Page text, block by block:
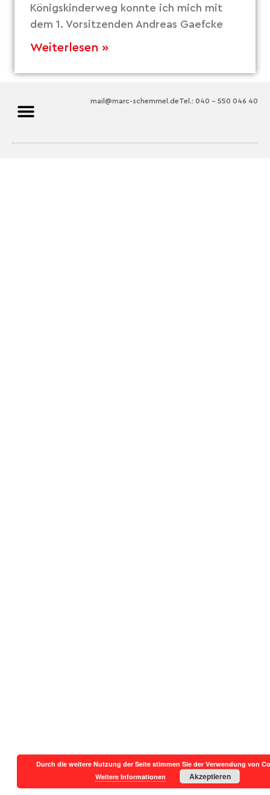
Königskinderweg konnte ich mich mit
dem 1. Vorsitzenden Andreas Gaefcke
Weiterlesen »
Tel.: 040 – 550 046 40
mail@marc-schemmel.de
Durch die weitere Nutzung der Seite stimmen Sie der Verwendung von
Weitere Informationen
Akzeptieren